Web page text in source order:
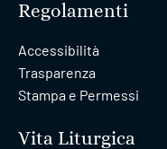
Regolamenti
Accessibilità
Trasparenza
Stampa e Permessi
Vita Liturgica